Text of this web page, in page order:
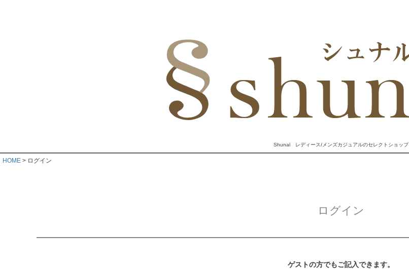
Shunal レディース/メンズカジュアルのセレクトショップ
HOME ログイン
ログイン
ゲストの方でもご記入できます。